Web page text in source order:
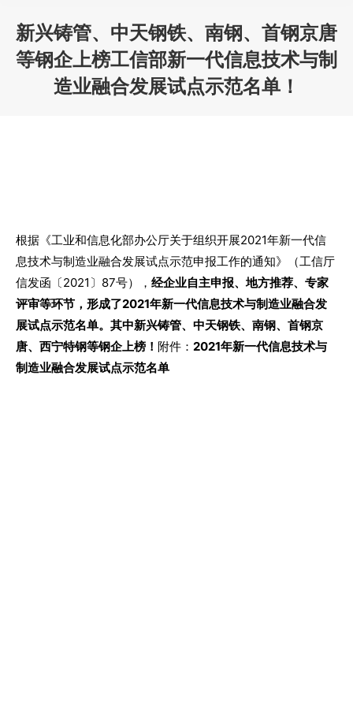
新兴铸管、中天钢铁、南钢、首钢京唐
等钢企上榜工信部新一代信息技术与制
造业融合发展试点示范名单！
根据《工业和信息化部办公厅关于组织开展2021年新一代信
息技术与制造业融合发展试点示范申报工作的通知》（工信厅
信发函〔2021〕87号）， 经企业自主申报、地方推荐、专家
评审等环节，形成了2021年新一代信息技术与制造业融合发
展试点示范名单。 其中新兴铸管、中天钢铁、南钢、首钢京
唐、西宁特钢等钢企上榜！ 附件： 2021年新一代信息技术与
制造业融合发展试点示范名单